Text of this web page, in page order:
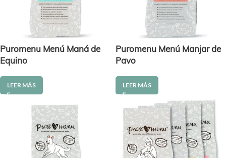
Puromenu Menú Maná de
Equino
LEER MÁS
Puromenu Menú Manjar de
Pavo
LEER MÁS